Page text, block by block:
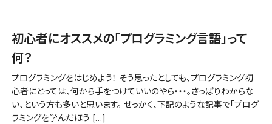
初心者にオススメの「プログラミング言語」って
何？
プログラミングをはじめよう！ そう思ったとしても、プログラミング初
心者にとっては、何から手をつけていいのやら・・・。さっぱりわからな
い、という方も多いと思います。 せっかく、下記のような記事で「プログ
ラミングを学んだほう […]